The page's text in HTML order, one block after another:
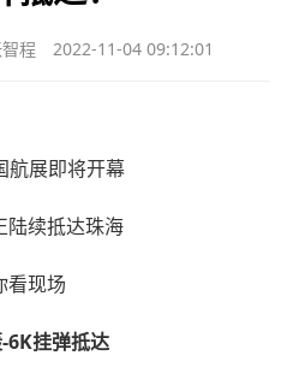
程 2022-11-04 09:12:01
航展即将开幕
陆续抵达珠海
看现场
6K挂弹抵达